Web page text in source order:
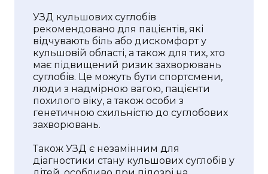
УЗД кульшових суглобів
рекомендовано для пацієнтів, які
відчувають біль або дискомфорт у
кульшовій області, а також для тих, хто
має підвищений ризик захворювань
суглобів. Це можуть бути спортсмени,
люди з надмірною вагою, пацієнти
похилого віку, а також особи з
генетичною схильністю до суглобових
захворювань.
Також УЗД є незамінним для
діагностики стану кульшових суглобів у